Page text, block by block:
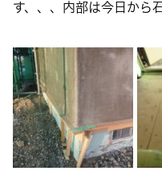
す、、、内部は今日から